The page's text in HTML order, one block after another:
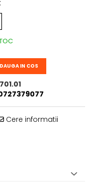
:
IN COS
Cere informatii